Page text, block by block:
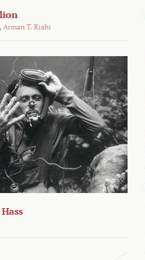
, Arman T. Riahi